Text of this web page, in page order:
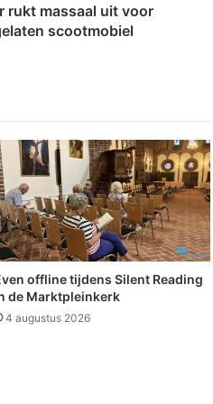
rukt massaal uit voor
scootmobiel
offline tijdens Silent Reading
de Marktpleinkerk
4 augustus 2026